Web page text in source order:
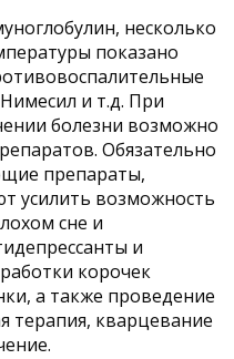
несколько
показано
и т.д. При
болезни возможно
Обязательно
препараты,
усилить возможность
сне и
и
корочек
а также проведение
терапия, кварцевание